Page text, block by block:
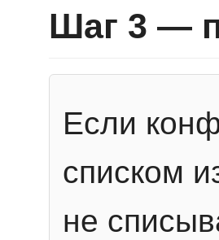
Шаг 3 —
Если
списком
не